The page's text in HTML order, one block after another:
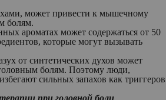
может привести к мышечному
болям.
ароматах может содержаться от 50
которые могут вызывать
от синтетических духов может
болям. Поэтому люди,
сильных запахов как триггеров
при головной боли